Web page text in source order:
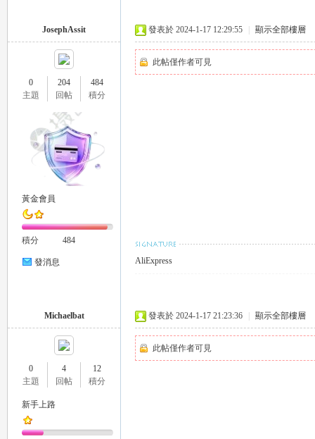
JosephAssit
0
主題
204
回帖
484
積分
黃金會員
積分 484
發消息
發表於 2024-1-17 12:29:55 顯示全部樓層
此帖僅作者可見
AliExpress
Michaelbat
0
主題
4
回帖
12
積分
新手上路
發表於 2024-1-17 21:23:36 顯示全部樓層
此帖僅作者可見